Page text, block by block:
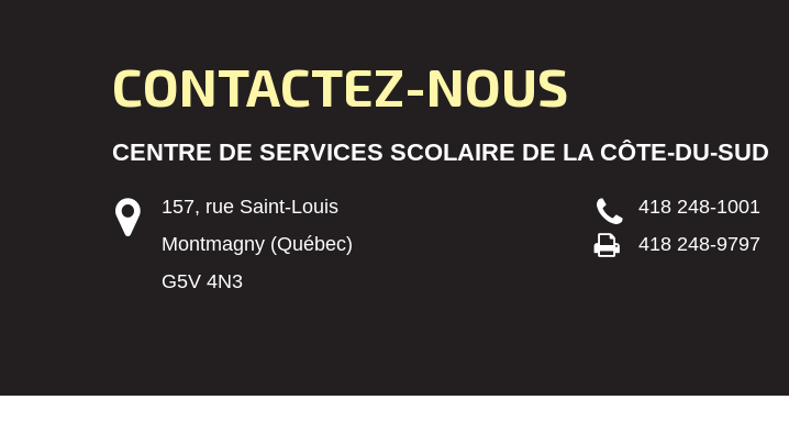
CONTACTEZ-NOUS
CENTRE DE SERVICES SCOLAIRE DE LA CÔTE-DU-SUD
157, rue Saint-Louis
Montmagny (Québec)
G5V 4N3
418 248-1001
418 248-9797